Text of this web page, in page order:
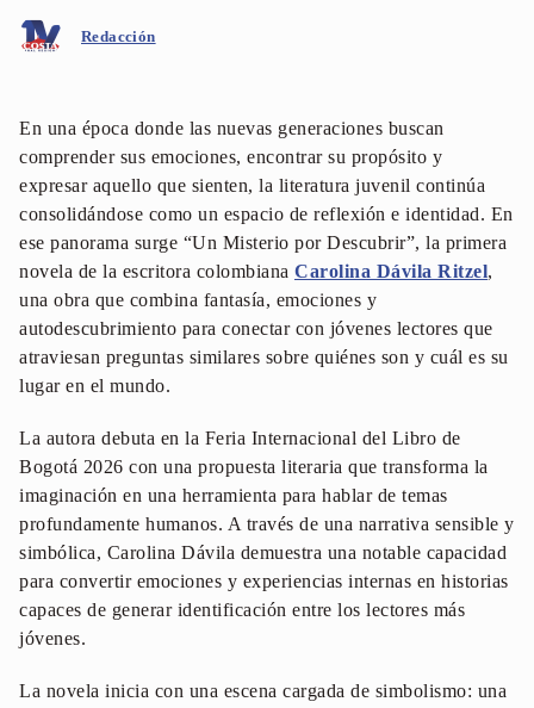
Redacción
En una época donde las nuevas generaciones buscan
comprender sus emociones, encontrar su propósito y
expresar aquello que sienten, la literatura juvenil continúa
consolidándose como un espacio de reflexión e identidad. En
ese panorama surge “Un Misterio por Descubrir”, la primera
novela de la escritora colombiana Carolina Dávila Ritzel,
una obra que combina fantasía, emociones y
autodescubrimiento para conectar con jóvenes lectores que
atraviesan preguntas similares sobre quiénes son y cuál es su
lugar en el mundo.
La autora debuta en la Feria Internacional del Libro de
Bogotá 2026 con una propuesta literaria que transforma la
imaginación en una herramienta para hablar de temas
profundamente humanos. A través de una narrativa sensible y
simbólica, Carolina Dávila demuestra una notable capacidad
para convertir emociones y experiencias internas en historias
capaces de generar identificación entre los lectores más
jóvenes.
La novela inicia con una escena cargada de simbolismo: una